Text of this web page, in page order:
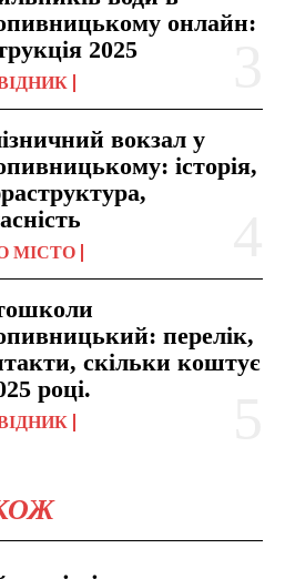
онлайн:
2025
вокзал у
історія,
МІСТО
перелік,
скільки коштує
році.